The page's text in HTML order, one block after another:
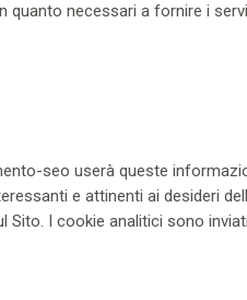
quanto necessari a fornire i
seo userà queste
e attinenti ai desideri
I cookie analitici sono